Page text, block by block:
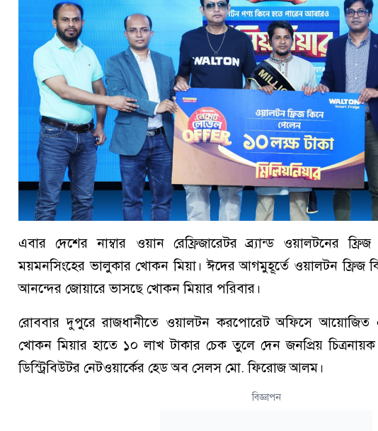
এবার দেশের নাম্বার ওয়ান রেফ্রিজারেটর ব্র্যান্ড ওয়ালটনের
ময়মনসিংহের ভালুকার খোকন মিয়া। ঈদের আগমুহূর্তে ওয়ালটন ফ্রিজ
আনন্দের জোয়ারে ভাসছে খোকন মিয়ার পরিবার।
রোববার দুপুরে রাজধানীতে ওয়ালটন করপোরেট অফিসে আয়োজিত
খোকন মিয়ার হাতে ১০ লাখ টাকার চেক তুলে দেন জনপ্রিয়
ডিস্ট্রিবিউটর নেটওয়ার্কের হেড অব সেলস মো. ফিরোজ আলম।
বিজ্ঞাপন